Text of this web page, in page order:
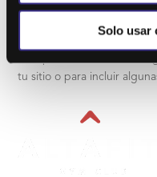
Solo usar
Acerca de este sitio
tu sitio o para incluir